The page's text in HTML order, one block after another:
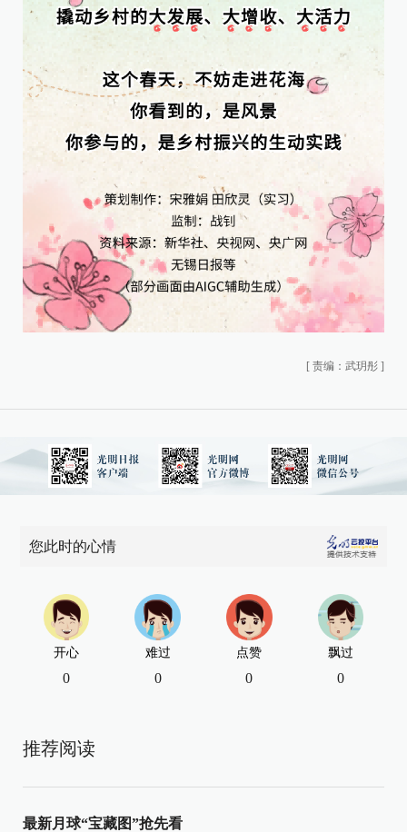
[ 责编：武玥彤 ]
您此时的心情
开心
0
难过
0
点赞
0
飘过
0
推荐阅读
最新月球“宝藏图”抢先看